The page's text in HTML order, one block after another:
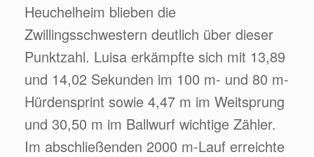
Heuchelheim blieben die
Zwillingsschwestern deutlich über dieser
Punktzahl. Luisa erkämpfte sich mit 13,89
und 14,02 Sekunden im 100 m- und 80 m-
Hürdensprint sowie 4,47 m im Weitsprung
und 30,50 m im Ballwurf wichtige Zähler.
Im abschließenden 2000 m-Lauf erreichte